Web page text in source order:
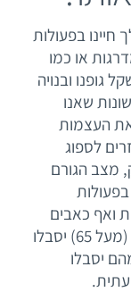
בפעולות
או כמו
גופנו ובנויה
שאנו
העצמות
לספוג
מצב הגורם
ואף כאבים
במנוחה. כ 80% מהאוכלוסייה המבוגרת (מעל 65) יסבלו
ברמה מסויימת בסחוס ו15% מהם יסבלו